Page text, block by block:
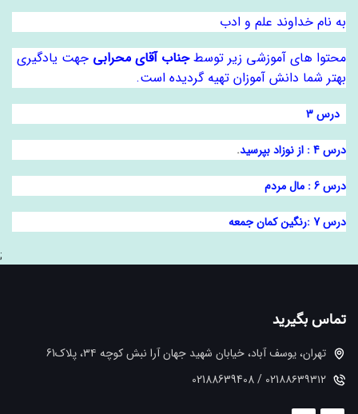
به نام خداوند علم و ادب
محتوا های آموزشی زیر توسطجناب آقای محرابی جهت یادگیری
بهتر شما دانش آموزان تهیه گردیده است.
درس 3
درس 4 : از نوزاد بپرسید .
درس 6 : مال مردم
درس 7 :رنگین کمان جمعه
;
تماس بگیرید
تهران، یوسف آباد، خیابان شهید جهان آرا نبش کوچه ۳۴، پلاک61
021۸۸۶۳۹۳۱۲ / 02188639408